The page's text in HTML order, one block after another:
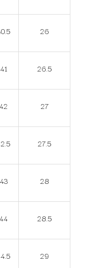
26
41 26.5
27
27.5
43 28
28.5
29